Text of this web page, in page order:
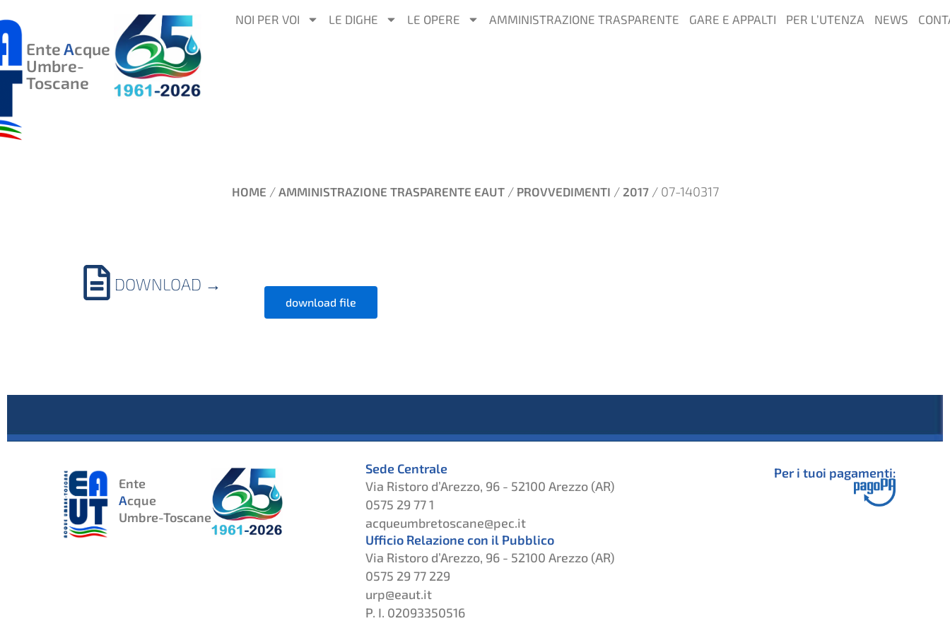
AL
CONTENUTO
EnteAcque
Umbre-
Toscane
NOI PER VOI LE DIGHE LE OPERE AMMINISTRAZIONE TRASPARENTE GARE E APPALTI PER L’UTENZA NEWS
HOME / AMMINISTRAZIONE TRASPARENTE EAUT/ PROVVEDIMENTI / 2017/ 07-140317
DOWNLOAD →
download file
Ente
Acque
Umbre-Toscane
Sede Centrale
Via Ristoro d’Arezzo, 96 - 52100 Arezzo (AR)
0575 29 77 1
acqueumbretoscane@pec.it
Ufficio Relazione con il Pubblico
Via Ristoro d’Arezzo, 96 - 52100 Arezzo (AR)
0575 29 77 229
urp@eaut.it
P. I. 02093350516
Per i tuoi pagamenti: